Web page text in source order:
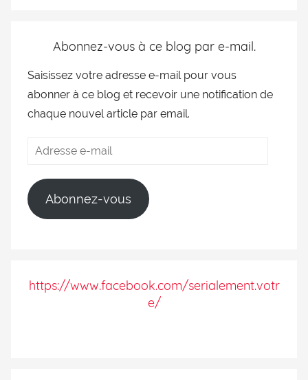
Abonnez-vous à ce blog par e-mail.
Saisissez votre adresse e-mail pour vous
abonner à ce blog et recevoir une notification de
chaque nouvel article par email.
Abonnez-vous
https://www.facebook.com/serialement.votr
e/